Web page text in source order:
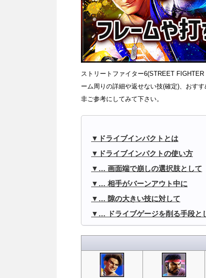
ストリートファイター6(STREET
ーム周りの詳細や返せない技(確定)、おす
非ご参考にしてみて下さい。
ドライブインパクトとは
ドライブインパクトの使い方
… 画面端で崩しの選択肢として
… 相手がバーンアウト中に
… 隙の大きい技に対して
… ドライブゲージを削る手段と